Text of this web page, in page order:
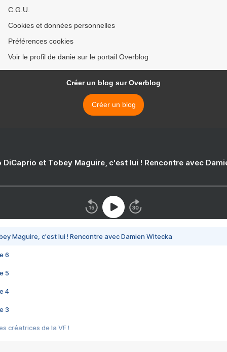
C.G.U.
Cookies et données personnelles
Préférences cookies
Voir le profil de danie sur le portail Overblog
Créer un blog sur Overblog
Créer un blog
DiCaprio et Tobey Maguire, c'est lui ! Rencontre avec
Maguire, c'est lui ! Rencontre avec Damien Witecka
6
5
4
3
créatrices de la VF !